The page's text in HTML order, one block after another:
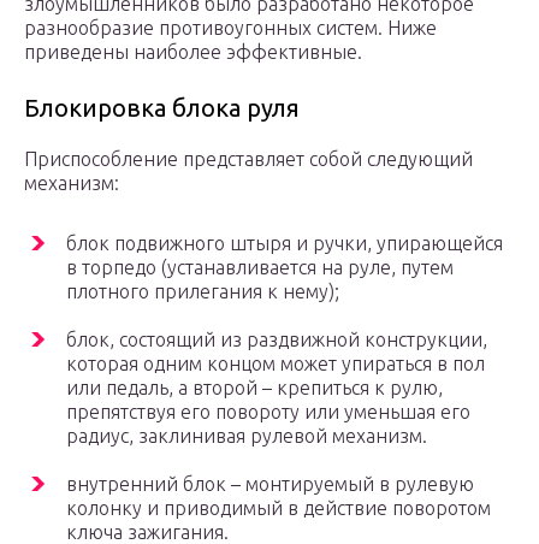
разнообразие противоугонных систем. Ниже
приведены наиболее эффективные.
Блокировка блока руля
Приспособление представляет собой следующий
механизм:
блок подвижного штыря и ручки, упирающейся
в торпедо (устанавливается на руле, путем
плотного прилегания к нему);
блок, состоящий из раздвижной конструкции,
которая одним концом может упираться в пол
или педаль, а второй – крепиться к рулю,
препятствуя его повороту или уменьшая его
радиус, заклинивая рулевой механизм.
внутренний блок – монтируемый в рулевую
колонку и приводимый в действие поворотом
ключа зажигания.